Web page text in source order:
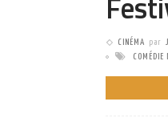
CINÉMA par
COMÉDIE